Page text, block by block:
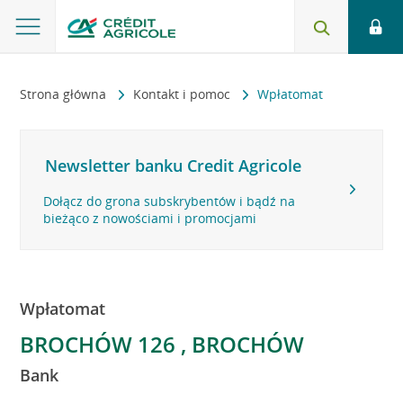
Strona główna Kontakt i pomoc Wpłatomat
Newsletter banku Credit Agricole
Dołącz do grona subskrybentów i bądź na
bieżąco z nowościami i promocjami
Wpłatomat
BROCHÓW 126 , BROCHÓW
Bank